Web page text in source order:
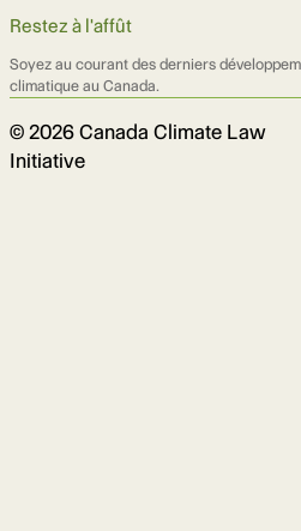
Restez à l'affût
Soyez au courant des derniers
climatique au Canada.
© 2026 Canada Climate Law
Initiative